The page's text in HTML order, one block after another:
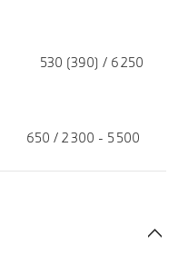
530 (390) / 6 250
650 / 2 300 - 5 500